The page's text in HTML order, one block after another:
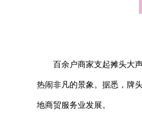
百余户商家支起摊头大
热闹非凡的景象。据悉，牌
地商贸服务业发展。